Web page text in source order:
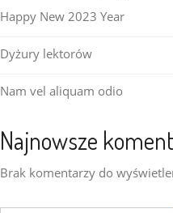
Happy New 2023 Year
Dyżury lektorów
Nam vel aliquam odio
Najnowsze
Brak komentarzy do